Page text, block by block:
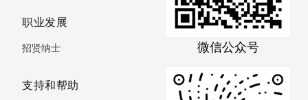
职业发展
招贤纳士
支持和帮助
微信公众号